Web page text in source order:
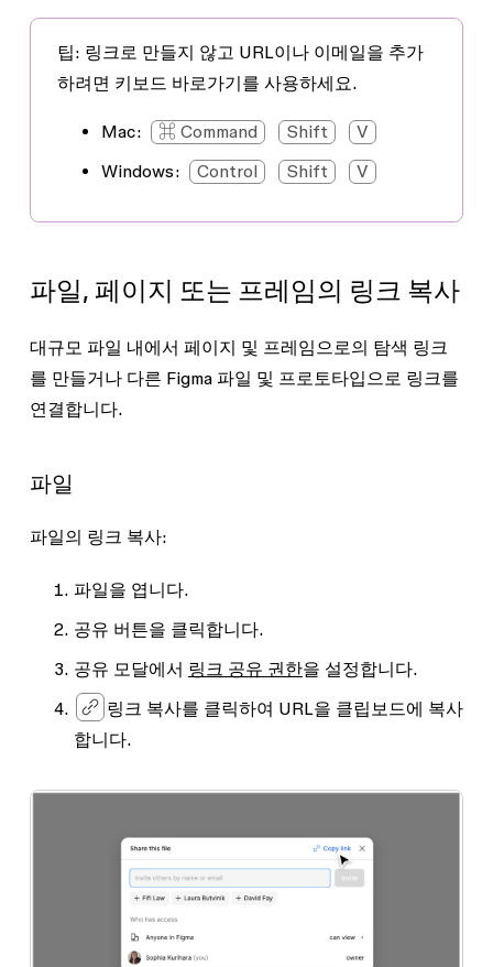
팁: 링크로 만들지 않고 URL이나 이메일을 추가
하려면 키보드 바로가기를 사용하세요.
Mac: ⌘ Command Shift
V
Windows:
Control Shift V
파일, 페이지 또는 프레임의 링크 복사
대규모 파일 내에서 페이지 및 프레임으로의 탐색 링크
를 만들거나 다른 Figma 파일 및 프로토타입으로 링크를
연결합니다.
파일
파일의 링크 복사:
파일을 엽니다.
공유 버튼을 클릭합니다.
공유 모달에서 링크 공유 권한을 설정합니다.
링크 복사를 클릭하여 URL을 클립보드에 복사
합니다.